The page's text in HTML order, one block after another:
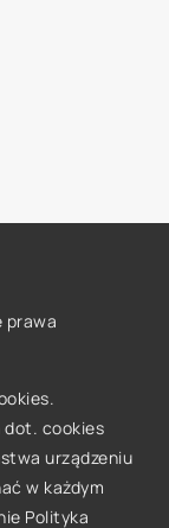
prawa
dot. cookies
urządzeniu
w każdym
Polityka